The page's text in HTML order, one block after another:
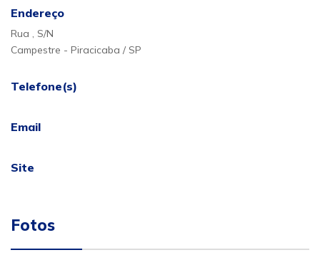
Endereço
Rua , S/N
Campestre - Piracicaba / SP
Telefone(s)
Email
Site
Fotos